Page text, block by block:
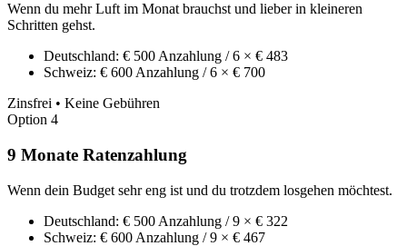
Wenn du mehr Luft im Monat brauchst und lieber in kleineren
Schritten gehst.
Deutschland: € 500 Anzahlung / 6 × € 483
Schweiz: € 600 Anzahlung / 6 × € 700
Zinsfrei • Keine Gebühren
Option 4
9 Monate Ratenzahlung
Wenn dein Budget sehr eng ist und du trotzdem losgehen möchtest.
Deutschland: € 500 Anzahlung / 9 × € 322
Schweiz: € 600 Anzahlung / 9 × € 467